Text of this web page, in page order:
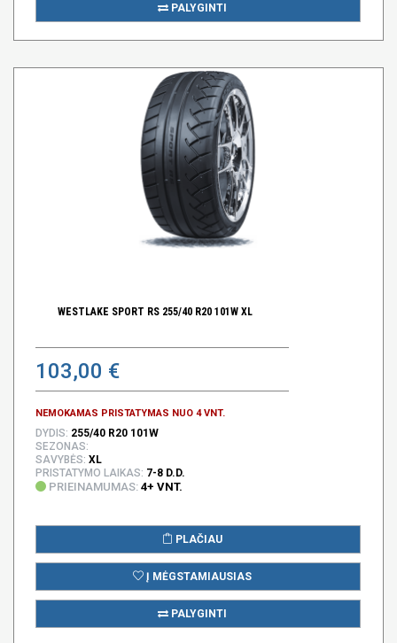
PALYGINTI
WESTLAKE SPORT RS 255/40 R20 101W XL
103,00 €
NEMOKAMAS PRISTATYMAS NUO 4 VNT.
DYDIS: 255/40 R20 101W
SEZONAS:
SAVYBĖS: XL
PRISTATYMO LAIKAS: 7-8 D.D.
PRIEINAMUMAS: 4+ VNT.
PLAČIAU
Į MĖGSTAMIAUSIAS
PALYGINTI